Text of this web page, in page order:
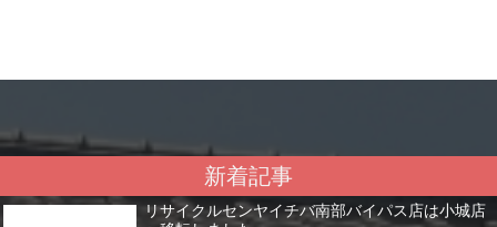
新着記事
リサイクルセンヤイチバ南部バイパス店は小城店